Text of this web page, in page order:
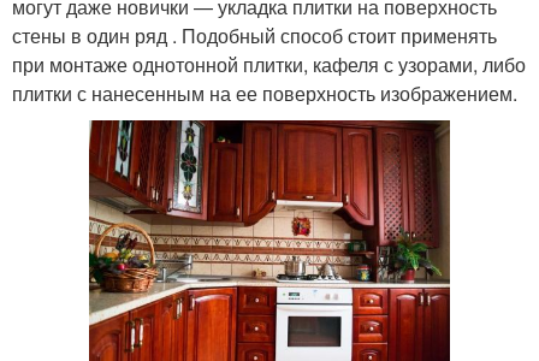
могут даже новички — укладка плитки на поверхность
стены в один ряд . Подобный способ стоит применять
при монтаже однотонной плитки, кафеля с узорами, либо
плитки с нанесенным на ее поверхность изображением.